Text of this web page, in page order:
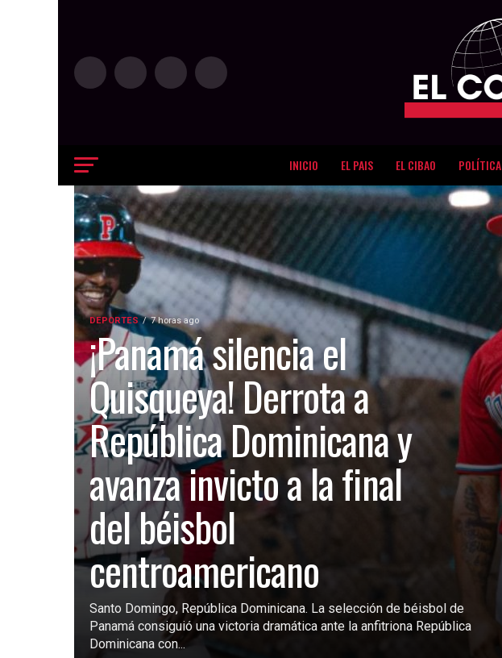
INICIO EL PAIS EL CIBAO POLÍTICA
DEPORTES 7 horas ago
¡Panamá silencia el
Quisqueya! Derrota a
República Dominicana y
avanza invicto a la final
del béisbol
centroamericano
Santo Domingo, República Dominicana. La selección de béisbol de
Panamá consiguió una victoria dramática ante la anfitriona República
Dominicana con...